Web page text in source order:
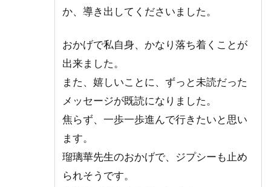
か、導き出してくださいました。
おかげで私自身、かなり落ち着くことが
出来ました。
また、嬉しいことに、ずっと未読だった
メッセージが既読になりました。
焦らず、一歩一歩進んで行きたいと思い
ます。
瑠璃華先生のおかげで、ジプシーも止め
られそうです。